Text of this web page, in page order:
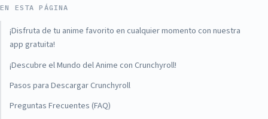
EN ESTA PÁGINA
¡Disfruta de tu anime favorito en cualquier momento con nuestra
app gratuita!
¡Descubre el Mundo del Anime con Crunchyroll!
Pasos para Descargar Crunchyroll
Preguntas Frecuentes (FAQ)